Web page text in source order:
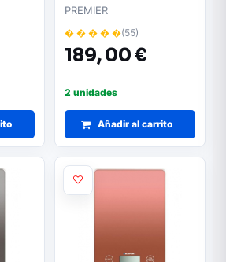
Blanca
PREMIER
� � � � �(55)
189,00 €
2 unidades
Añadir al carrito